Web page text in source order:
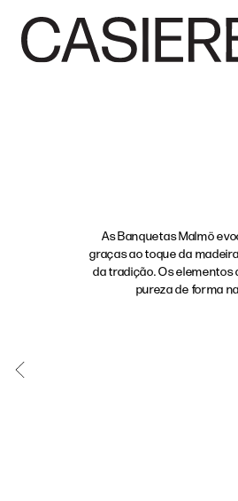
As Banquetas Malmö
graças ao toque da
da tradição. Os elementos
pureza de forma